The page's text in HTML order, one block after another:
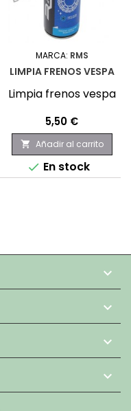
MARCA: RMS
LIMPIA FRENOS VESPA
Limpia frenos vespa
Precio
5,50 €
 Añadir al carrito
 En stock



